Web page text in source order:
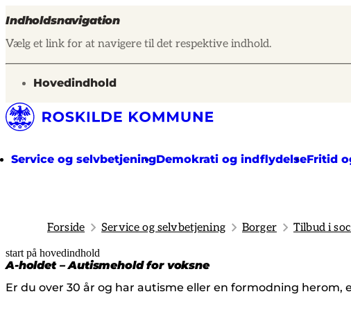
Indholdsnavigation
Vælg et link for at navigere til det respektive indhold.
gå til
Hovedindhold
Service og selvbetjeningDemokrati og indflydelseFritid
Forside Service og selvbetjening Borger Tilbud i
start på hovedindhold
A-holdet – Autismehold for voksne
Er du over 30 år og har autisme eller en formodning herom,
senest opdateret 20. marts 2026